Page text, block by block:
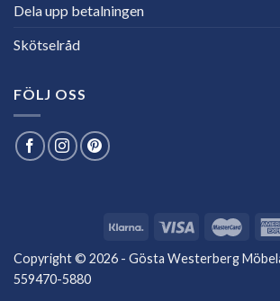
Dela upp betalningen
Skötselråd
FÖLJ OSS
Copyright © 2026 - Gösta Westerberg
559470-5880